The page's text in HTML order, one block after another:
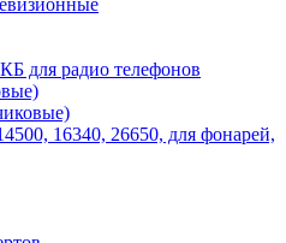
для радио телефонов
16340, 26650, для фонарей,